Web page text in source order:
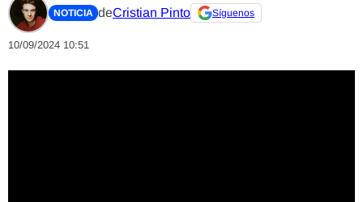
NOTICIA deCristian Pinto Síguenos
10/09/2024 10:51